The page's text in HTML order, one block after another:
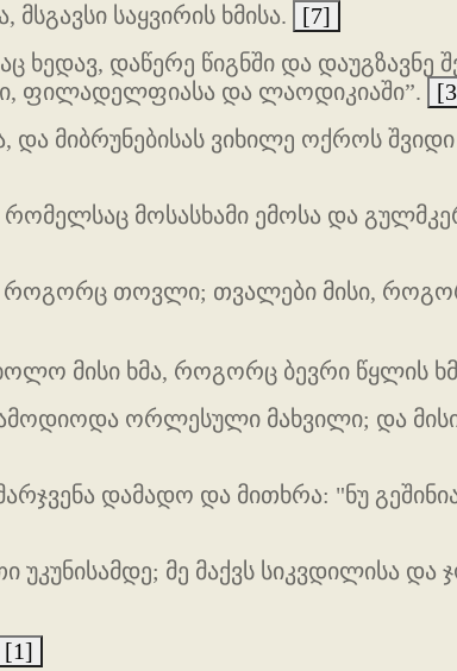
საყვირის ხმისა.
[7]
ხედავ, დაწერე წიგნში და დაუგზავნე
ფილადელფიასა და ლაოდიკიაში”.
მიბრუნებისას ვიხილე ოქროს
რომელსაც მოსასხამი ემოსა და
როგორც თოვლი; თვალები მისი,
მისი ხმა, როგორც ბევრი წყლის
ორლესული მახვილი; და
დამადო და მითხრა: "ნუ
მე მაქვს სიკვდილისა და
[1]